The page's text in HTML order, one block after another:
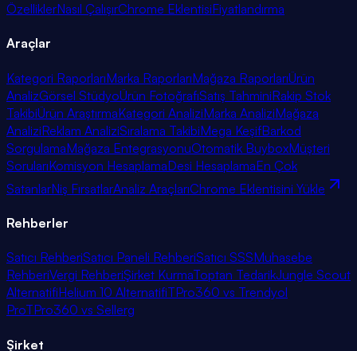
ÖzelliklerNasıl ÇalışırChrome EklentisiFiyatlandırma
Araçlar
Kategori RaporlarıMarka RaporlarıMağaza RaporlarıÜrün
AnalizGörsel StüdyoÜrün FotoğrafıSatış TahminiRakip Stok
TakibiÜrün AraştırmaKategori AnaliziMarka AnaliziMağaza
AnaliziReklam AnaliziSıralama TakibiMega KeşifBarkod
SorgulamaMağaza EntegrasyonuOtomatik BuyboxMüşteri
SorularıKomisyon HesaplamaDesi HesaplamaEn Çok
SatanlarNiş FırsatlarAnaliz AraçlarıChrome Eklentisini Yükle
Rehberler
Satıcı RehberiSatıcı Paneli RehberiSatıcı SSSMuhasebe
RehberiVergi RehberiŞirket KurmaToptan TedarikJungle Scout
AlternatifiHelium 10 AlternatifiTPro360 vs Trendyol
ProTPro360 vs Sellerg
Şirket